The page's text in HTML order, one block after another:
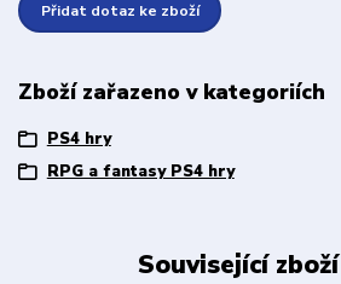
Přidat dotaz ke zboží
Zboží zařazeno v kategoriích
PS4 hry
RPG a fantasy PS4 hry
Související zboží